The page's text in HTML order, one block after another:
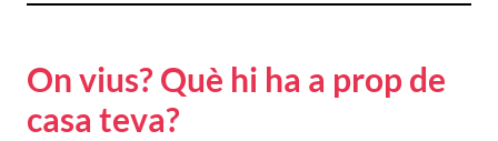
On vius? Què hi ha a prop de
casa teva?